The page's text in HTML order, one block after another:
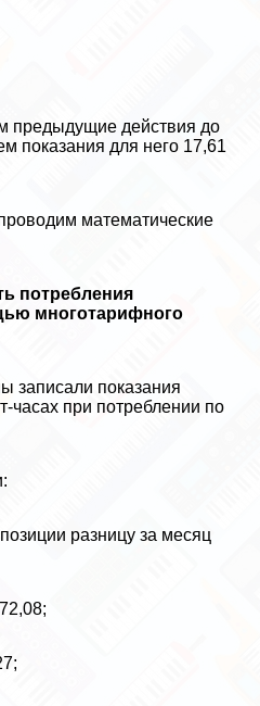
предыдущие действия до
показания для него 17,61
математические
потрeбления
многотарифного
записали показания
часах при потрeблении по
разницу за месяц